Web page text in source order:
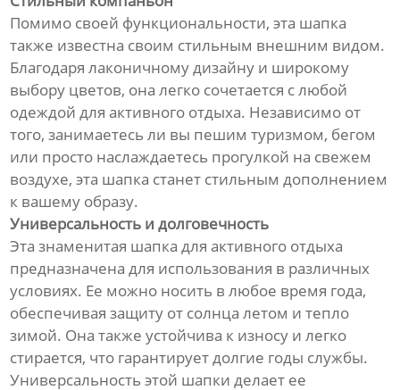
Помимо своей функциональности, эта шапка
также известна своим стильным внешним видом.
Благодаря лаконичному дизайну и широкому
выбору цветов, она легко сочетается с любой
одеждой для активного отдыха. Независимо от
того, занимаетесь ли вы пешим туризмом, бегом
или просто наслаждаетесь прогулкой на свежем
воздухе, эта шапка станет стильным дополнением
к вашему образу.
Универсальность и долговечность
Эта знаменитая шапка для активного отдыха
предназначена для использования в различных
условиях. Ее можно носить в любое время года,
обеспечивая защиту от солнца летом и тепло
зимой. Она также устойчива к износу и легко
стирается, что гарантирует долгие годы службы.
Универсальность этой шапки делает ее